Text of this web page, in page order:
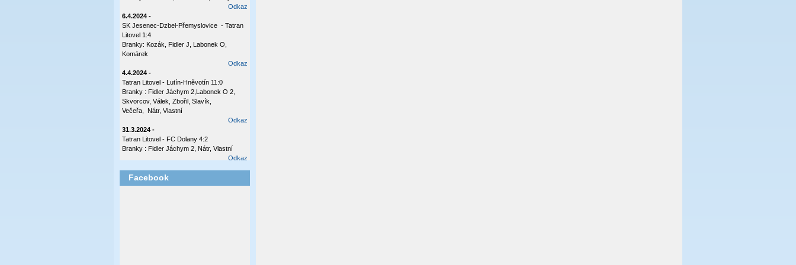
Odkaz
6.4.2024 -
SK Jesenec-Dzbel-Přemyslovice - Tatran
Litovel 1:4
Branky: Kozák, Fidler J, Labonek O,
Komárek
Odkaz
4.4.2024 -
Tatran Litovel - Lutín-Hněvotín 11:0
Branky : Fidler Jáchym 2,Labonek O 2,
Skvorcov, Válek, Zbořil, Slavík,
Večeřa, Nátr, Vlastní
Odkaz
31.3.2024 -
Tatran Litovel - FC Dolany 4:2
Branky : Fidler Jáchym 2, Nátr, Vlastní
Odkaz
Tatran Litovel - Plumlov 3:0
Branky: Labonek O 2 , Válek
Facebook